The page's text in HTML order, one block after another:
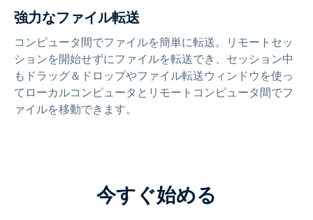
強力なファイル転送
コンピュータ間でファイルを簡単に転送。リモートセッ
ションを開始せずにファイルを転送でき、セッション中
もドラッグ＆ドロップやファイル転送ウィンドウを使っ
てローカルコンピュータとリモートコンピュータ間でフ
ァイルを移動できます。
今すぐ始める